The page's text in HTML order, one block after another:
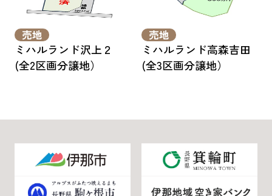
売地
ミハルランド沢上２
(全2区画分譲地）
売地
ミハルランド高森吉田
(全3区画分譲地）